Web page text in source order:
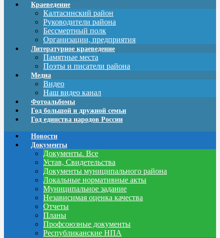
Краеведение
Калтасинский район
Руководители района
Бессмертный полк
Организации, предприятия
Литературное краеведение
Памятные места
Поэты и писатели района
Медиа
Видео
Наш видео канал
Фотоальбомы
Год большой и дружной семьи
Год единства народов России
Новости
Документы
Документы. Все
Устав, Свидетельства
Документы муниципального района
Локальные нормативные акты
Муниципальное задание
Независимая оценка качества
Отчеты
Планы
Профсоюзные документы
Республиканские НПА